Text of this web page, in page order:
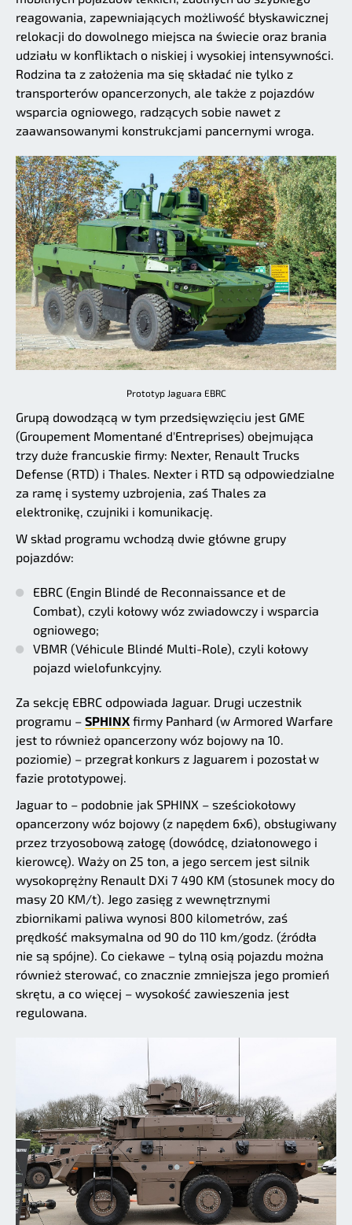
reagowania, zapewniających możliwość błyskawicznej
relokacji do dowolnego miejsca na świecie oraz brania
udziału w konfliktach o niskiej i wysokiej intensywności.
Rodzina ta z założenia ma się składać nie tylko z
transporterów opancerzonych, ale także z pojazdów
wsparcia ogniowego, radzących sobie nawet z
zaawansowanymi konstrukcjami pancernymi wroga.
Prototyp Jaguara EBRC
Grupą dowodzącą w tym przedsięwzięciu jest GME
(Groupement Momentané d'Entreprises) obejmująca
trzy duże francuskie firmy: Nexter, Renault Trucks
Defense (RTD) i Thales. Nexter i RTD są odpowiedzialne
za ramę i systemy uzbrojenia, zaś Thales za
elektronikę, czujniki i komunikację.
W skład programu wchodzą dwie główne grupy
pojazdów:
EBRC (Engin Blindé de Reconnaissance et de
Combat), czyli kołowy wóz zwiadowczy i wsparcia
ogniowego;
VBMR (Véhicule Blindé Multi-Role), czyli kołowy
pojazd wielofunkcyjny.
Za sekcję EBRC odpowiada Jaguar. Drugi uczestnik
programu – SPHINX firmy Panhard (w Armored Warfare
jest to również opancerzony wóz bojowy na 10.
poziomie) – przegrał konkurs z Jaguarem i pozostał w
fazie prototypowej.
Jaguar to – podobnie jak SPHINX – sześciokołowy
opancerzony wóz bojowy (z napędem 6x6), obsługiwany
przez trzyosobową załogę (dowódcę, działonowego i
kierowcę). Waży on 25 ton, a jego sercem jest silnik
wysokoprężny Renault DXi 7 490 KM (stosunek mocy do
masy 20 KM/t). Jego zasięg z wewnętrznymi
zbiornikami paliwa wynosi 800 kilometrów, zaś
prędkość maksymalna od 90 do 110 km/godz. (źródła
nie są spójne). Co ciekawe – tylną osią pojazdu można
również sterować, co znacznie zmniejsza jego promień
skrętu, a co więcej – wysokość zawieszenia jest
regulowana.